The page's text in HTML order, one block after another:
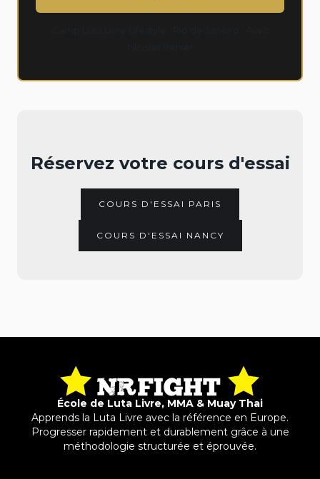
Réservez votre cours d'essai
COURS D'ESSAI PARIS
COURS D'ESSAI NANCY
École de Luta Livre, MMA & Muay Thai
Apprends la Luta Livre avec la référence en Europe.
Progresser rapidement et durablement grâce à une
méthodologie structurée et éprouvée.